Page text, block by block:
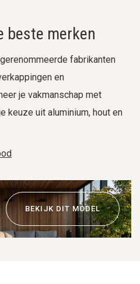
beste merken
fabrikanten
en
je vakmanschap met
keuze uit aluminium, hout en
BEKIJK DIT MODEL